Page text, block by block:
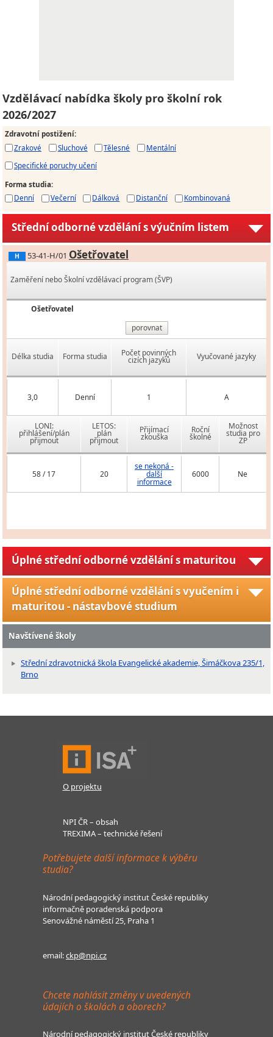
Vzdělávací nabídka školy pro školní rok
2026/2027
Zdravotní postižení:
Zrakové
Sluchové Tělesné
Mentální
Specifické poruchy učení
Forma studia:
Denní
Večerní Dálková Distanční Kombinovaná
Střední odborné vzdělání s výučním listem
H 53-41-H/01 Ošetřovatel
Zaměření nebo Školní vzdělávací program (ŠVP)
Ošetřovatel
porovnat
Délka studia Forma studia Počet povinných
cizích jazyků Vyučované jazyky
3,0 Denní 1 A
LONI:
přihlášení/plán
přijmout
LETOS:
plán
přijmout
Přijímací
zkouška
Roční
školné
Možnost
studia pro
ZP
58 / 17 20
se nekoná -
další
informace
6000 Ne
Úplné střední odborné vzdělání s maturitou
Úplné střední odborné vzdělání s vyučením i
maturitou - nástavbové studium
Navštívené školy
Střední zdravotnická škola Evangelické akademie, Šimáčkova 235/1,
Brno
O projektu
NPI ČR – obsah
TREXIMA – technické řešení
Potřebujete další informace k výběru
studia?
Národní pedagogický institut České republiky
informačně poradenská podpora
Senovážné náměstí 25, Praha 1
email:ckp@npi.cz
Chcete nahlásit změny v uvedených
údajích o školách a oborech?
Národní pedagogický institut České republiky